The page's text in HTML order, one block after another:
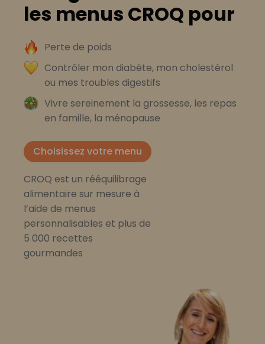
les menus CROQ pour
Perte de poids
Contrôler mon diabète, mon cholestérol
ou mes troubles digestifs
Vivre sereinement la grossesse, les repas
en famille, la ménopause
Choisissez votre menu
CROQ est un rééquilibrage
alimentaire sur mesure à
l’aide de menus
personnalisables et plus de
5 000 recettes
gourmandes